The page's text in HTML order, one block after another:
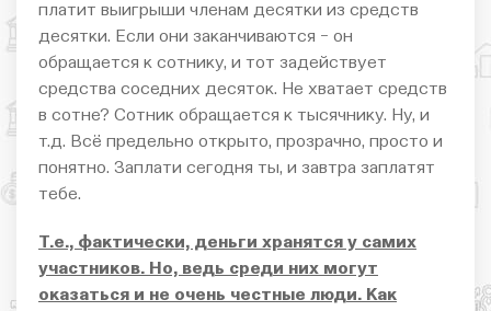
платит выигрыши членам десятки из средств
десятки. Если они заканчиваются − он
обращается к сотнику, и тот задействует
средства соседних десяток. Не хватает средств
в сотне? Сотник обращается к тысячнику. Ну, и
т.д. Всё предельно открыто, прозрачно, просто и
понятно. Заплати сегодня ты, и завтра заплатят
тебе.
Т.е., фактически, деньги хранятся у самих
участников. Но, ведь среди них могут
оказаться и не очень честные люди. Как